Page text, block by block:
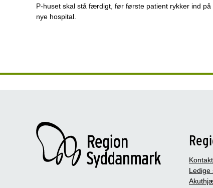
P-huset skal stå færdigt, før første patient rykker ind på
nye hospital.
Kontakt
Ledige